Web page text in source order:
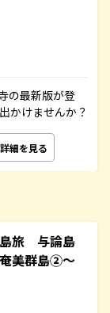
の最新版が登
かけませんか？
詳細を見る
旅 与論島
美群島②～